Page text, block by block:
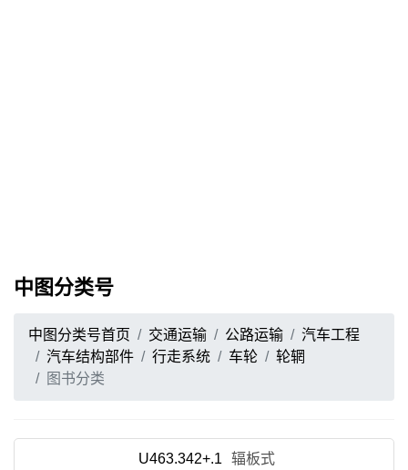
中图分类号
中图分类号首页 交通运输 公路运输
汽车工程
汽车结构部件
行走系统 车轮
轮辋
图书分类
U463.342+.1 辐板式